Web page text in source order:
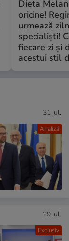
Dieta
oricine!
urmează
specialiști!
fiecare zi și
acestui stil
Analiză
31 iul.
Exclusiv
29 iul.